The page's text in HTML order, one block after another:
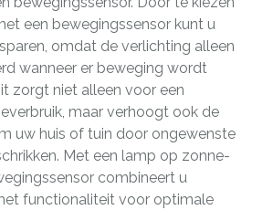
een bewegingssensor kunt u
omdat de verlichting alleen
wanneer er beweging wordt
zorgt niet alleen voor een
maar verhoogt ook de
uw huis of tuin door ongewenste
Met een lamp op zonne-
combineert u
functionaliteit voor optimale